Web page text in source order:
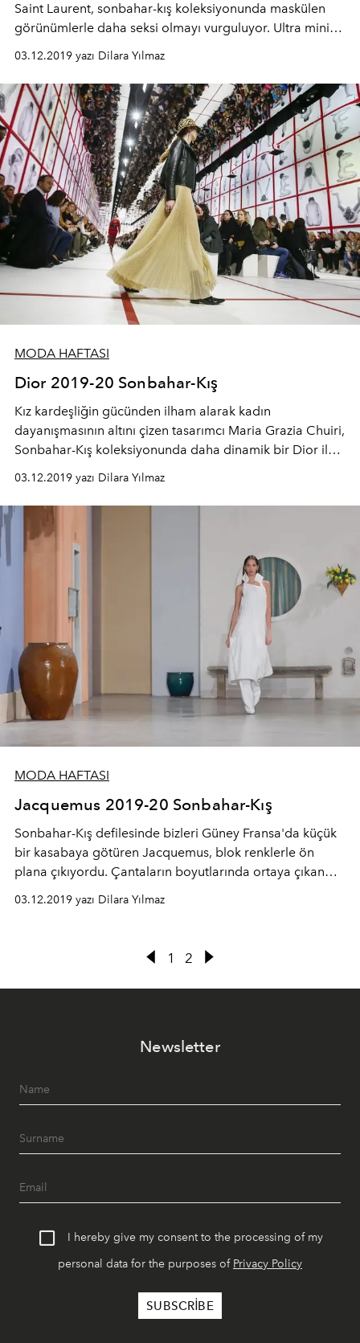
Saint Laurent, sonbahar-kış koleksiyonunda maskülen
görünümlerle daha seksi olmayı vurguluyor. Ultra mini
şortların, derin göğüs dekoltelerin yanı sıra, karanlıkta
parlayan neon renkli kumaşlarla gece giyimine farklı bir
yorum getiriyor.
03.12.2019 yazı Dilara Yılmaz
MODA HAFTASI
Dior 2019-20 Sonbahar-Kış
Kız kardeşliğin gücünden ilham alarak kadın
dayanışmasının altını çizen tasarımcı Maria Grazia Chuiri,
Sonbahar-Kış koleksiyonunda daha dinamik bir Dior ile
karşımıza çıkıyor. Ekose desenlerin, rugan derilerin
kullanıldığı koleksiyonda kova şapkalar dikkat çekti.
Koleksiyonda markanın yeni çantasını da görücüye
çıkardı.
03.12.2019 yazı Dilara Yılmaz
MODA HAFTASI
Jacquemus 2019-20 Sonbahar-Kış
Sonbahar-Kış defilesinde bizleri Güney Fransa'da küçük
bir kasabaya götüren Jacquemus, blok renklerle ön
plana çıkıyordu. Çantaların boyutlarında ortaya çıkan
kontrast, büyük boy küpeler ve uzun bol çizmelerle
destekleniyordu.
03.12.2019 yazı Dilara Yılmaz
1 2
Newsletter
I hereby give my consent to the processing of my
personal data for the purposes of Privacy Policy